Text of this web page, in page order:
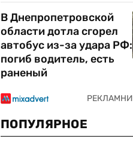
В Днепропетровской
области дотла сгорел
автобус из-за удара РФ:
погиб водитель, есть
раненый
ПОПУЛЯРНОЕ